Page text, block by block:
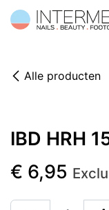
Overslaan naar
Alle producten
IBD HRH
€ 6,95